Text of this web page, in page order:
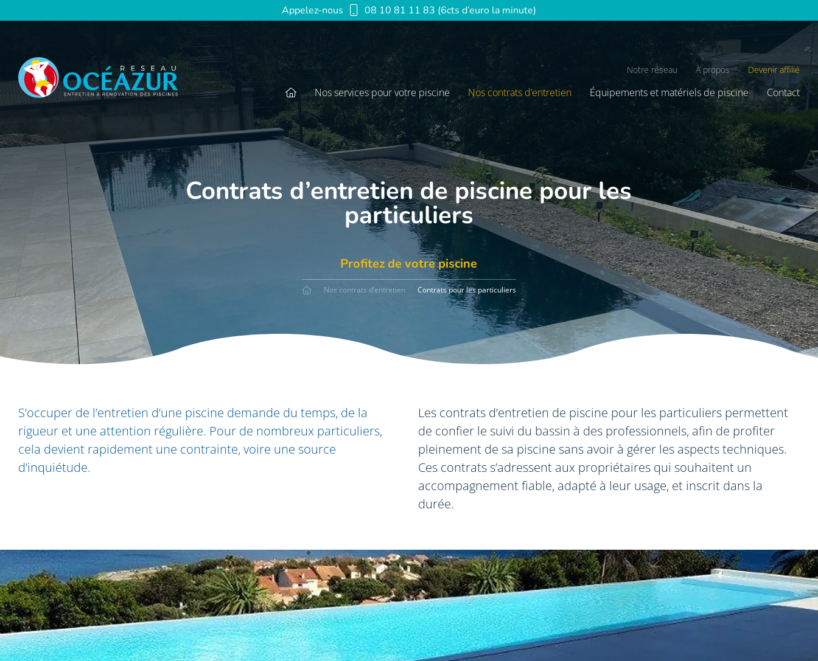
Appelez-nous 08 10 81 11 83 (6cts d’euro la minute)
Notre réseau À propos Devenir affilié
Nos services pour votre piscine Nos contrats d’entretien Équipements et matériels de piscine Contact
Contrats d’entretien de piscine pour les
particuliers
Profitez de votre piscine
Nos contrats d’entretien Contrats pour les particuliers
S’occuper de l’entretien d’une piscine demande du temps, de la
rigueur et une attention régulière. Pour de nombreux particuliers,
cela devient rapidement une contrainte, voire une source
d’inquiétude.
Les contrats d’entretien de piscine pour les particuliers permettent
de confier le suivi du bassin à des professionnels, afin de profiter
pleinement de sa piscine sans avoir à gérer les aspects techniques.
Ces contrats s’adressent aux propriétaires qui souhaitent un
accompagnement fiable, adapté à leur usage, et inscrit dans la
durée.